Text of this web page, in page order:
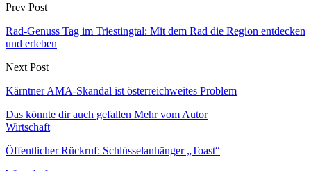
Prev Post
Rad-Genuss Tag im Triestingtal: Mit dem Rad die Region entdecken
und erleben
Next Post
Kärntner AMA-Skandal ist österreichweites Problem
Das könnte dir auch gefallen Mehr vom Autor
Wirtschaft
Öffentlicher Rückruf: Schlüsselanhänger „Toast“